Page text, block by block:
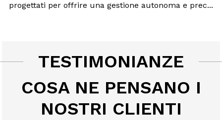
progettati per offrire una gestione autonoma e prec...
TESTIMONIANZE
COSA NE PENSANO I
NOSTRI CLIENTI